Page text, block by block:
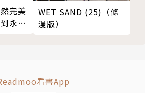
完美
永遠
WET SAND (25)（條
漫版）
看書App